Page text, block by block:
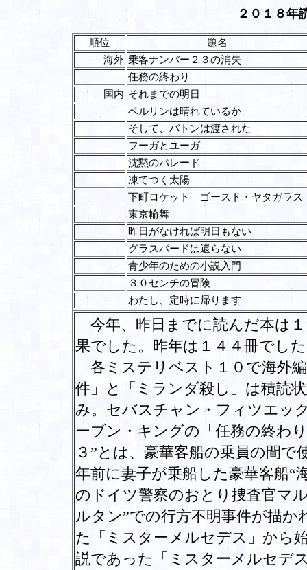
２０１８年
順位
題名
海外 乗客ナンバー２３の消失
任務の終わり
国内 それまでの明日
ベルリンは晴れているか
そして、バトンは渡された
フーガとユーガ
沈黙のパレード
凍てつく太陽
下町ロケット ゴースト・ヤタガラス
東京輪舞
昨日がなければ明日もない
グラスバードは還らない
青少年のための小説入門
３０センチの冒険
わたし、定時に帰ります
今年、昨日までに読んだ本は
果でした。昨年は１４４冊でし
各ミステリベスト１０で海外
件」と「ミランダ殺し」は積読
み。セバスチャン・フィツエッ
ーブン・キングの「任務の終わ
３”とは、豪華客船の乗員の間で
年前に妻子が乗船した豪華客船“
のドイツ警察のおとり捜査官マ
ルタン”での行方不明事件が描
た「ミスターメルセデス」から
説であった「ミスターメルセデ